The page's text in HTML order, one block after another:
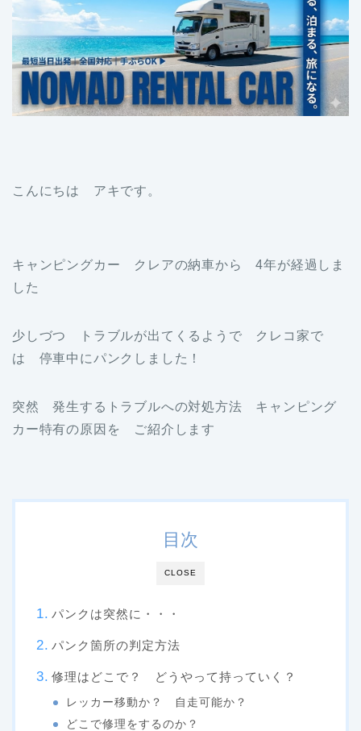
こんにちは アキです。
キャンピングカー クレアの納車から 4年が経過しま
した
少しづつ トラブルが出てくるようで クレコ家で
は 停車中にパンクしました！
突然 発生するトラブルへの対処方法 キャンピング
カー特有の原因を ご紹介します
CLOSE
目次
パンクは突然に・・・
パンク箇所の判定方法
修理はどこで？ どうやって持っていく？
レッカー移動か？ 自走可能か？
どこで修理をするのか？